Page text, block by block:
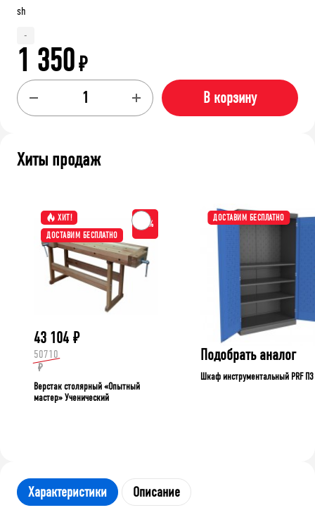
sh
-
1 350₽
В корзину
Хиты продаж
ХИТ!
ДОСТАВИМ БЕСПЛАТНО
-15%
43 104 ₽
50710
₽
Верстак столярный «Опытный
мастер» Ученический
ДОСТАВИМ БЕСПЛАТНО
Подобрать аналог
Шкаф инструментальный PRF П3
Характеристики Описание